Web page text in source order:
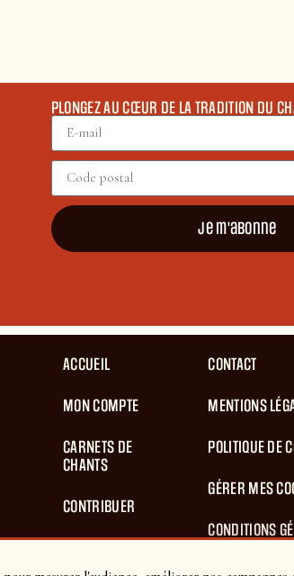
PLONGEZ AU CŒUR DE LA TRADITION DU
Je m'abonne
ACCUEIL
MON COMPTE
CARNETS DE
CHANTS
CONTRIBUER
CONTACT
MENTIONS
POLITIQUE DE
GÉRER MES
CONDITIONS